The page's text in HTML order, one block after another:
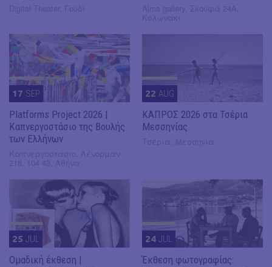
17 SEP
Platforms Project 2026 |
Καπνεργοστάσιο της Βουλής
των Ελλήνων
22 AUG
ΚΑΠΡΟΣ 2026 στα Τσέρια
Μεσσηνίας
25 JUL
Ομαδική έκθεση |
24 JUL
Έκθεση φωτογραφίας: